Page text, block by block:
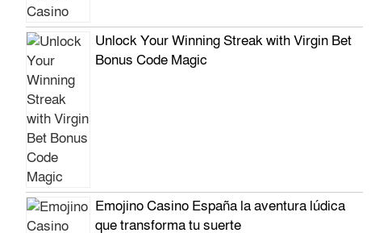
Unlock Your Winning Streak with Virgin Bet
Bonus Code Magic
Emojino Casino España la aventura lúdica
que transforma tu suerte